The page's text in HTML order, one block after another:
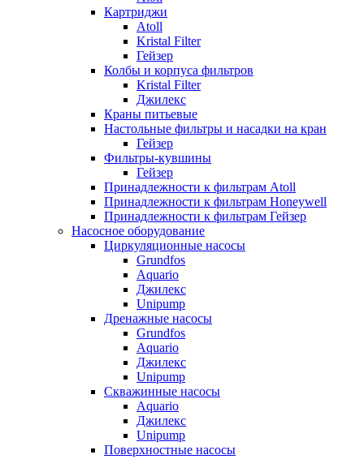
Картриджи
Atoll
Kristal Filter
Гейзер
Колбы и корпуса фильтров
Kristal Filter
Джилекс
Краны питьевые
Настольные фильтры и насадки на кран
Гейзер
Фильтры-кувшины
Гейзер
Принадлежности к фильтрам Atoll
Принадлежности к фильтрам Honeywell
Принадлежности к фильтрам Гейзер
Насосное оборудование
Циркуляционные насосы
Grundfos
Aquario
Джилекс
Unipump
Дренажные насосы
Grundfos
Aquario
Джилекс
Unipump
Скважинные насосы
Aquario
Джилекс
Unipump
Поверхностные насосы